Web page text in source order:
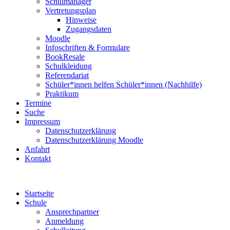
Vertretungsplan
Hinweise
Zugangsdaten
Moodle
Infoschriften & Formulare
BookResale
Schulkleidung
Referendariat
Schüler*innen helfen Schüler*innen (Nachhilfe)
Praktikum
Termine
Suche
Impressum
Datenschutzerklärung
Datenschutzerklärung Moodle
Anfahrt
Kontakt
Startseite
Schule
Ansprechpartner
Anmeldung